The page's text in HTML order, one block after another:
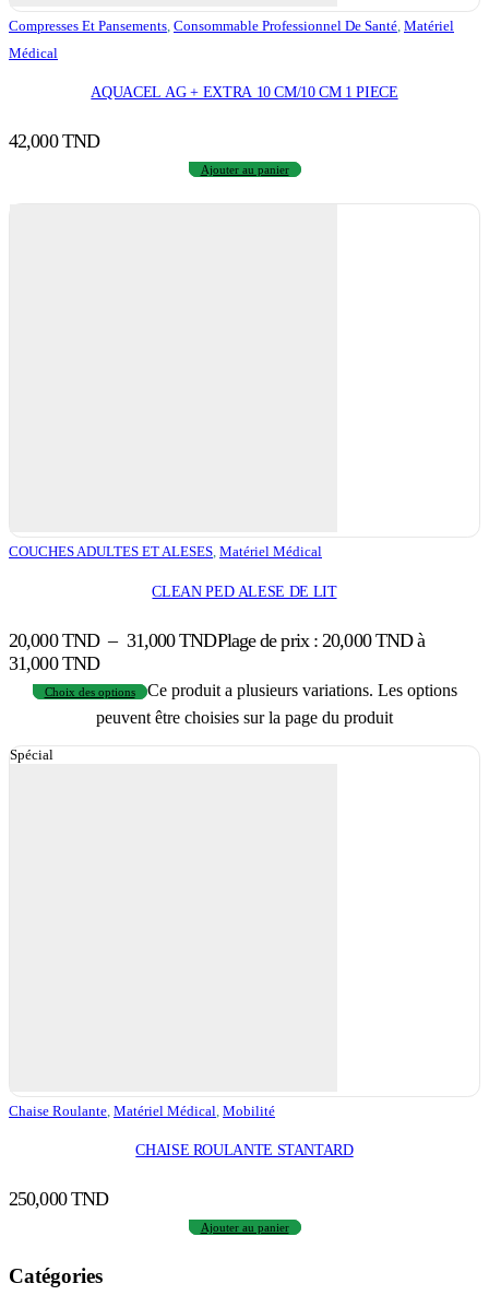
Compresses Et Pansements Consommable Professionnel De Santé Matériel
Médical
AQUACEL AG + EXTRA 10 CM/10 CM 1 PIECE
42,000TND
Ajouter au panier
COUCHES ADULTES ET ALESES, Matériel Médical
CLEAN PED ALESE DE LIT
20,000TND – 31,000TNDPlage de prix : 20,000 TND à
31,000 TND
Choix des options
Ce produit a plusieurs variations. Les options
peuvent être choisies sur la page du produit
Spécial
Chaise Roulante Matériel Médical Mobilité
CHAISE ROULANTE STANTARD
250,000TND
Ajouter au panier
Catégories